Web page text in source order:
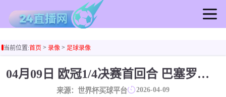
足球直播
足球录像
当前位置:首页> 录像 > 足球录像
04月09日 欧冠1/4决赛首回合 巴塞罗那vs马德里竞技 全场录像回放
来源：世界杯买球平台 2026-04-09